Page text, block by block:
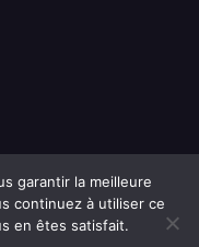
réservés
garantir la meilleure
continuez à utiliser ce
en êtes satisfait.